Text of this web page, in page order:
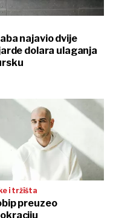
najavio dvije
dolara ulaganja
i tržišta
preuzeo